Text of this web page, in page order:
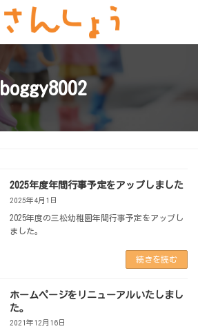
boggy8002
2025年度年間行事予定をアップしました
2025年4月1日
2025年度の三松幼稚園年間行事予定をアップし
ました。
続きを読む
ホームページをリニューアルいたしまし
た。
2021年12月16日